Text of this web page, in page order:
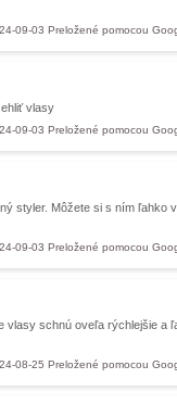
09-03 Preložené pomocou
vlasy
09-03 Preložené pomocou
styler. Môžete si s ním ľahko
09-03 Preložené pomocou
vlasy schnú oveľa rýchlejšie a
08-25 Preložené pomocou